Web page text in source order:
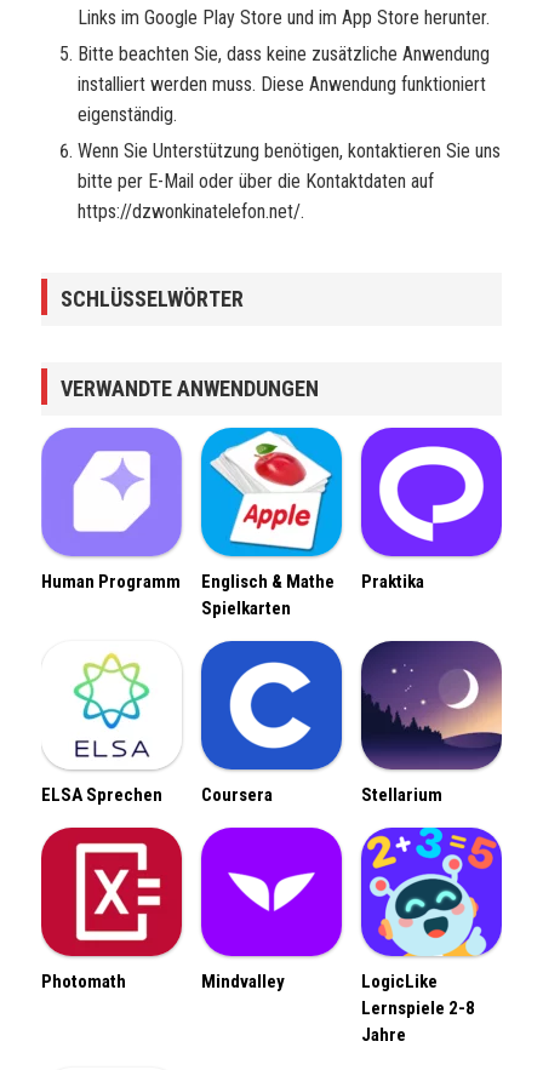
Links im Google Play Store und im App Store herunter.
Bitte beachten Sie, dass keine zusätzliche Anwendung
installiert werden muss. Diese Anwendung funktioniert
eigenständig.
Wenn Sie Unterstützung benötigen, kontaktieren Sie uns
bitte per E-Mail oder über die Kontaktdaten auf
https://dzwonkinatelefon.net/.
SCHLÜSSELWÖRTER
VERWANDTE ANWENDUNGEN
Human Programm
Englisch & Mathe
Spielkarten
Praktika
ELSA Sprechen Coursera Stellarium
Photomath Mindvalley
LogicLike
Lernspiele 2-8
Jahre